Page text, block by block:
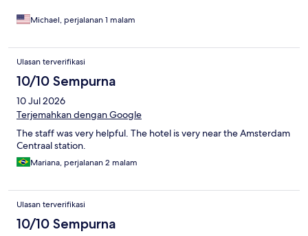
Michael, perjalanan 1 malam
Ulasan terverifikasi
10/10 Sempurna
10 Jul 2026
Terjemahkan dengan Google
The staff was very helpful. The hotel is very near the Amsterdam
Centraal station.
Mariana, perjalanan 2 malam
Ulasan terverifikasi
10/10 Sempurna